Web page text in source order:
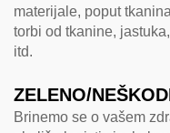
materijale, poput
torbi od tkanine,
itd.
ZELENO/
Brinemo se o vašem